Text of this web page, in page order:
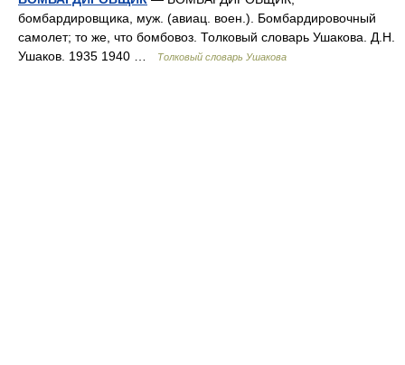
бомбардировщика, муж. (авиац. воен.). Бомбардировочный
самолет; то же, что бомбовоз. Толковый словарь Ушакова. Д.Н.
Ушаков. 1935 1940 …
Толковый словарь Ушакова